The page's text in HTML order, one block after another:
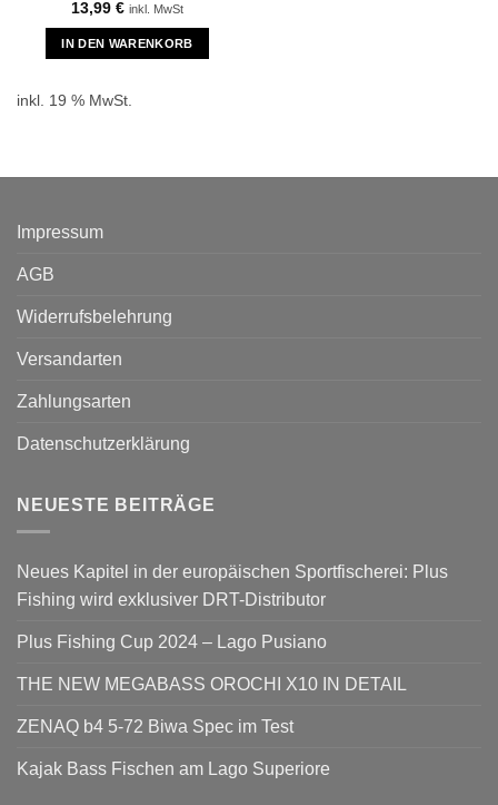
13,99 € inkl. MwSt
IN DEN WARENKORB
inkl. 19 % MwSt.
Impressum
AGB
Widerrufsbelehrung
Versandarten
Zahlungsarten
Datenschutzerklärung
NEUESTE BEITRÄGE
Neues Kapitel in der europäischen Sportfischerei: Plus
Fishing wird exklusiver DRT-Distributor
Plus Fishing Cup 2024 – Lago Pusiano
THE NEW MEGABASS OROCHI X10 IN DETAIL
ZENAQ b4 5-72 Biwa Spec im Test
Kajak Bass Fischen am Lago Superiore